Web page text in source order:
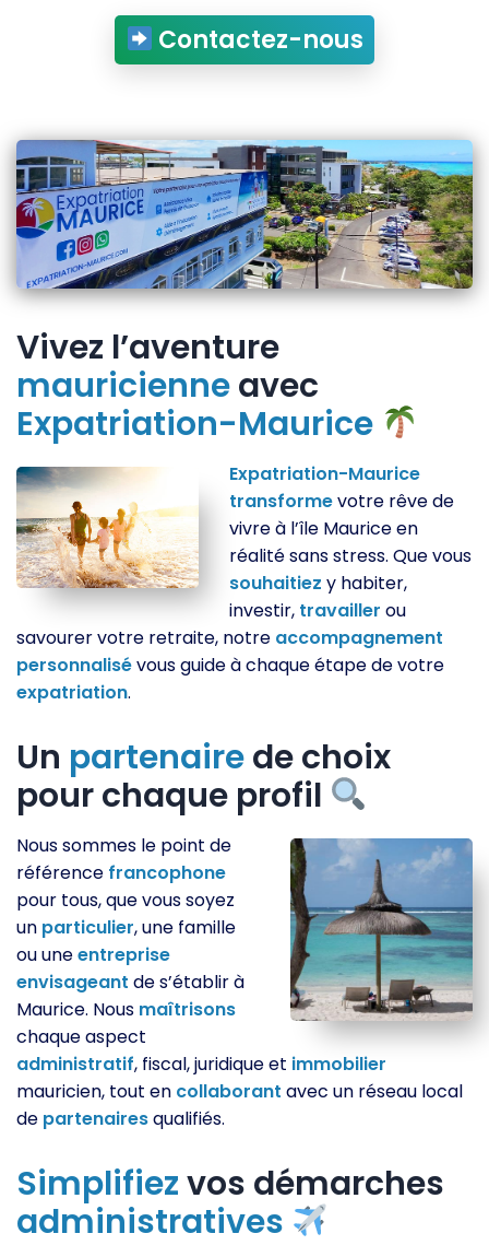
Contactez-nous
Vivez l’aventure
mauricienneavec
Expatriation-Maurice
Expatriation-Maurice
transformevotre rêve de
vivre à l’île Maurice en
réalité sans stress. Que vous
souhaitiez y habiter,
investir, travailler ou
savourer votre retraite, notre accompagnement
personnalisévous guide à chaque étape de votre
expatriation.
Un partenairede choix
pour chaque profil
Nous sommes le point de
référence francophone
pour tous, que vous soyez
un particulier, une famille
ou uneentreprise
envisageant de s’établir à
Maurice. Nous maîtrisons
chaque aspect
administratif, fiscal, juridique et immobilier
mauricien, tout en collaborant avec un réseau local
de partenairesqualifiés.
Simplifiezvos démarches
administratives